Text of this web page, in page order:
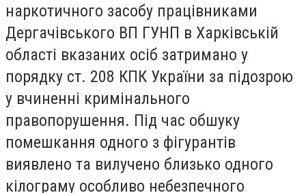
наркотичного засобу працівниками
Дергачівського ВП ГУНП в Харківській
області вказаних осіб затримано у
порядку ст. 208 КПК України за підозрою
у вчиненні кримінального
правопорушення. Під час обшуку
помешкання одного з фігурантів
виявлено та вилучено близько одного
кілограму особливо небезпечного